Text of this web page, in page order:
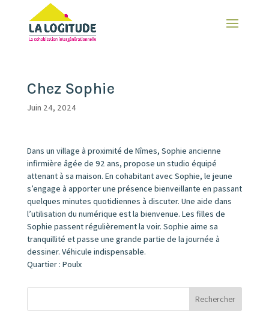
Chez Sophie
Juin 24, 2024
Dans un village à proximité de Nîmes, Sophie ancienne
infirmière âgée de 92 ans, propose un studio équipé
attenant à sa maison. En cohabitant avec Sophie, le jeune
s’engage à apporter une présence bienveillante en passant
quelques minutes quotidiennes à discuter. Une aide dans
l’utilisation du numérique est la bienvenue. Les filles de
Sophie passent régulièrement la voir. Sophie aime sa
tranquillité et passe une grande partie de la journée à
dessiner. Véhicule indispensable.
Quartier : Poulx